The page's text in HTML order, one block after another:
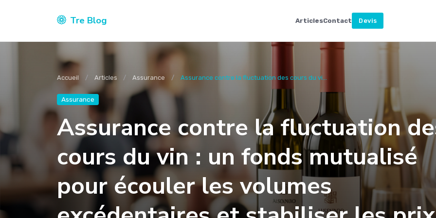
Tre Blog ArticlesContact Devis
Accueil Articles Assurance Assurance contre la fluctuation des cours du vi...
Assurance
Assurance contre la fluctuation
cours du vin : un fonds mutualisé
pour écouler les volumes